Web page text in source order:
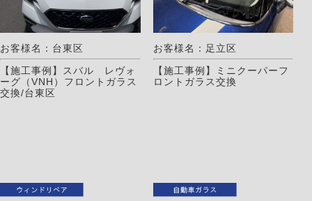
お客様名：台東区
【施工事例】スバル レヴォ
ーグ（VNH）フロントガラス
交換/台東区
お客様名：足立区
【施工事例】ミニクーパーフ
ロントガラス交換